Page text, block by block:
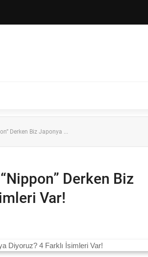
Derken Biz Japonya ...
Derken Biz
Var!